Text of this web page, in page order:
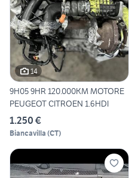
14
9H05 9HR 120.000KM MOTORE
PEUGEOT CITROEN 1.6HDI
1.250 €
Biancavilla (CT)